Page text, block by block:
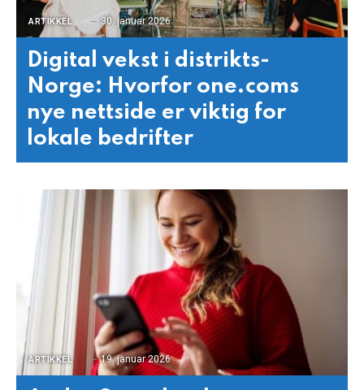
ARTIKKEL 30. januar 2026
Digital vekst i distrikts-
Norge: Hvorfor one.coms
nye nettside er viktig for
lokale bedrifter
ARTIKKEL 19. januar 2026